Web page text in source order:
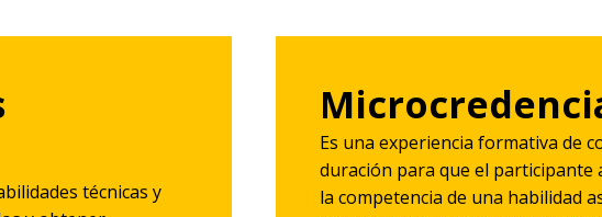
técnicas y
Es una experiencia formativa de
duración para que el participante
la competencia de una habilidad